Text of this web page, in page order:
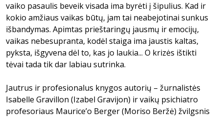
vaiko pasaulis beveik visada ima byrėti į šipulius. Kad ir
kokio amžiaus vaikas būtų, jam tai neabejotinai sunkus
išbandymas. Apimtas prieštaringų jausmų ir emocijų,
vaikas nebesupranta, kodėl staiga ima jaustis kaltas,
pyksta, išgyvena dėl to, kas jo laukia... O krizės ištikti
tėvai tada tik dar labiau sutrinka.
Jautrus ir profesionalus knygos autorių – žurnalistės
Isabelle Gravillon (Izabel Gravijon) ir vaikų psichiatro
profesoriaus Maurice’o Berger (Moriso Beržė) žvilgsnis